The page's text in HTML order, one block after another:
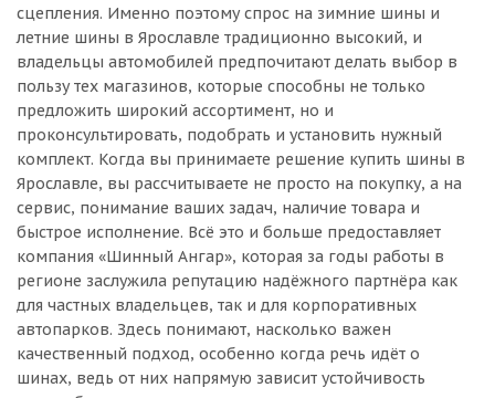
сцепления. Именно поэтому спрос на зимние шины и
летние шины в Ярославле традиционно высокий, и
владельцы автомобилей предпочитают делать выбор в
пользу тех магазинов, которые способны не только
предложить широкий ассортимент, но и
проконсультировать, подобрать и установить нужный
комплект. Когда вы принимаете решение купить шины в
Ярославле, вы рассчитываете не просто на покупку, а на
сервис, понимание ваших задач, наличие товара и
быстрое исполнение. Всё это и больше предоставляет
компания «Шинный Ангар», которая за годы работы в
регионе заслужила репутацию надёжного партнёра как
для частных владельцев, так и для корпоративных
автопарков. Здесь понимают, насколько важен
качественный подход, особенно когда речь идёт о
шинах, ведь от них напрямую зависит устойчивость